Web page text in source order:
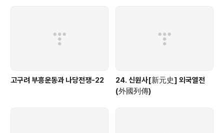
고구려 부흥운동과 나당전쟁-22
24. 신원사[新元史] 외국열전
(外國列傳)